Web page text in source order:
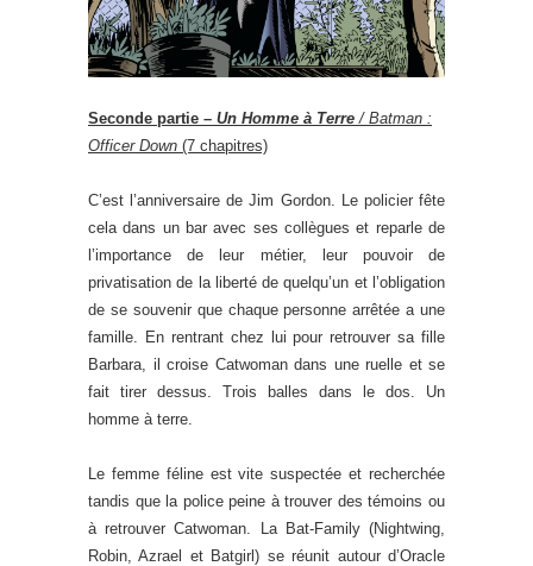
Seconde partie – Un Homme à Terre / Batman :
Officer Down (7 chapitres)
C’est l’anniversaire de Jim Gordon. Le policier fête
cela dans un bar avec ses collègues et reparle de
l’importance de leur métier, leur pouvoir de
privatisation de la liberté de quelqu’un et l’obligation
de se souvenir que chaque personne arrêtée a une
famille. En rentrant chez lui pour retrouver sa fille
Barbara, il croise Catwoman dans une ruelle et se
fait tirer dessus. Trois balles dans le dos. Un
homme à terre.
Le femme féline est vite suspectée et recherchée
tandis que la police peine à trouver des témoins ou
à retrouver Catwoman. La Bat-Family (Nightwing,
Robin, Azrael et Batgirl) se réunit autour d’Oracle